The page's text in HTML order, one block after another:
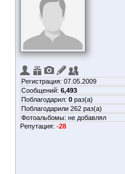
Регистрация: 07.05.2009
Сообщений: 6,493
Поблагодарил: 0 раз(а)
Поблагодарили 262 раз(а)
Фотоальбомы: не добавлял
Репутация: -28